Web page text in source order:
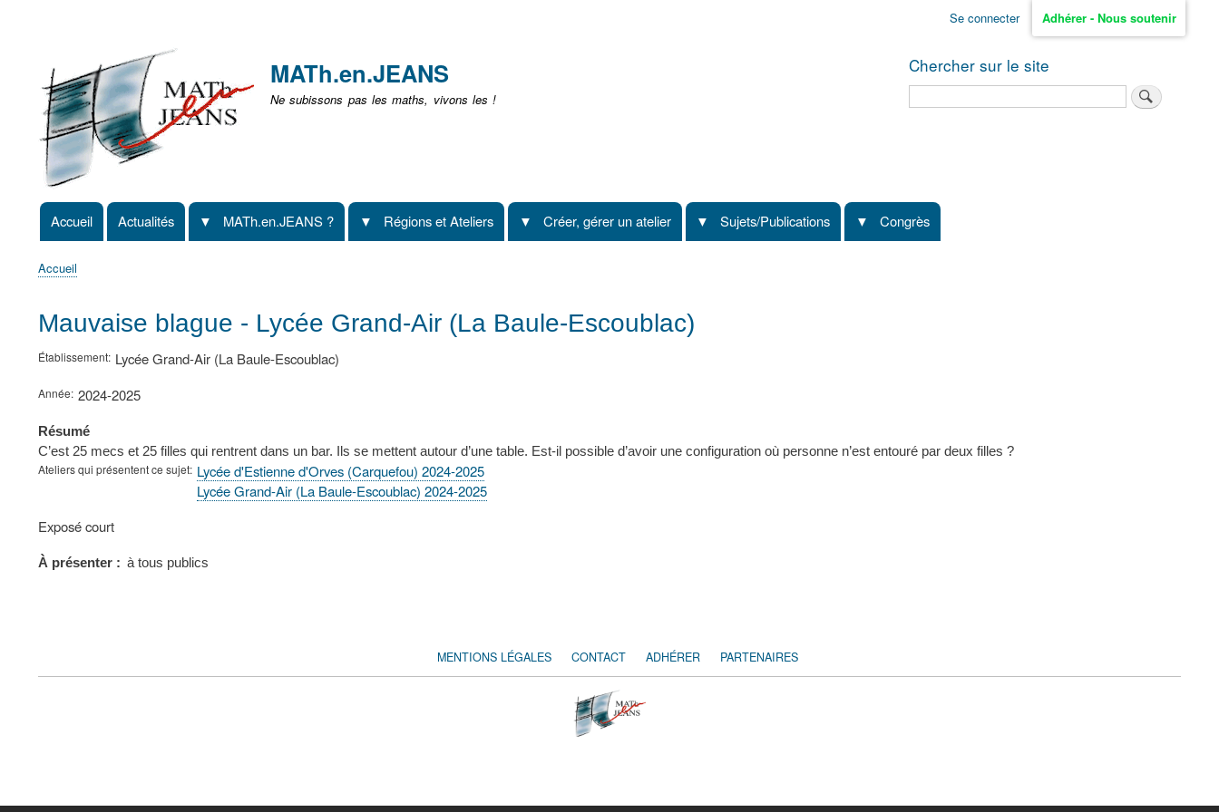
non
identifié
Se connecter Adhérer - Nous soutenir
MATh.en.JEANS
Ne subissons pas les maths, vivons les !
Chercher sur le site
Navigation
principale
Accueil Actualités MATh.en.JEANS ? Régions et Ateliers Créer, gérer un atelier Sujets/Publications Congrès
d'Ariane
Accueil
Mauvaise blague - Lycée Grand-Air (La Baule-Escoublac)
Établissement Lycée Grand-Air (La Baule-Escoublac)
Année 2024-2025
Résumé
C’est 25 mecs et 25 filles qui rentrent dans un bar. Ils se mettent autour d’une table. Est-il possible d’avoir une configuration où personne n’est entouré par deux filles ?
Ateliers qui présentent ce sujet Lycée d'Estienne d'Orves (Carquefou) 2024-2025
Lycée Grand-Air (La Baule-Escoublac) 2024-2025
Type
présentation
Exposé court
À présenter à tous publics
FOOTER
MENTIONS LÉGALES CONTACT ADHÉRER PARTENAIRES